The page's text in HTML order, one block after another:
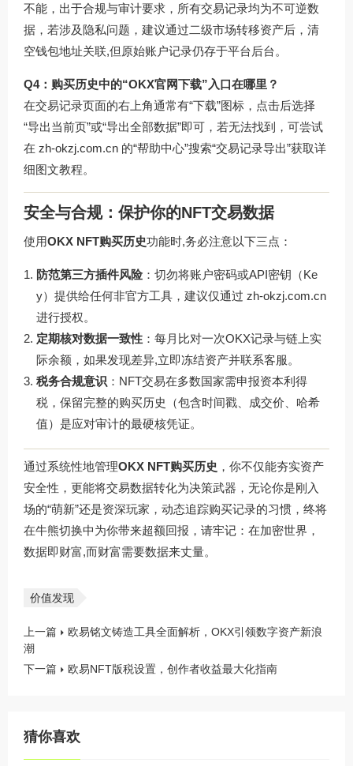
不能，出于合规与审计要求，所有交易记录均为不可逆数
据，若涉及隐私问题，建议通过二级市场转移资产后，清
空钱包地址关联,但原始账户记录仍存于平台后台。
Q4：购买历史中的“OKX官网下载”入口在哪里？
在交易记录页面的右上角通常有“下载”图标，点击后选择
“导出当前页”或“导出全部数据”即可，若无法找到，可尝试
在 zh-okzj.com.cn 的“帮助中心”搜索“交易记录导出”获取详
细图文教程。
安全与合规：保护你的NFT交易数据
使用OKX NFT购买历史功能时,务必注意以下三点：
防范第三方插件风险：切勿将账户密码或API密钥（Ke
y）提供给任何非官方工具，建议仅通过 zh-okzj.com.cn
进行授权。
定期核对数据一致性 ：每月比对一次OKX记录与链上实
际余额，如果发现差异,立即冻结资产并联系客服。
税务合规意识 ：NFT交易在多数国家需申报资本利得
税，保留完整的购买历史（包含时间戳、成交价、哈希
值）是应对审计的最硬核凭证。
通过系统性地管理OKX NFT购买历史 ，你不仅能夯实资产
安全性，更能将交易数据转化为决策武器，无论你是刚入
场的“萌新”还是资深玩家，动态追踪购买记录的习惯，终将
在牛熊切换中为你带来超额回报，请牢记：在加密世界，
数据即财富,而财富需要数据来丈量。
价值发现
上一篇
欧易铭文铸造工具全面解析，OKX引领数字资产新浪
潮
下一篇
欧易NFT版税设置，创作者收益最大化指南
猜你喜欢